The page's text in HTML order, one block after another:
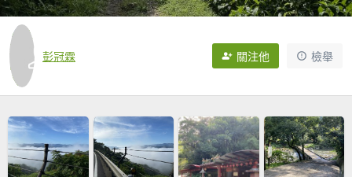
彭冠霖 關注他 檢舉